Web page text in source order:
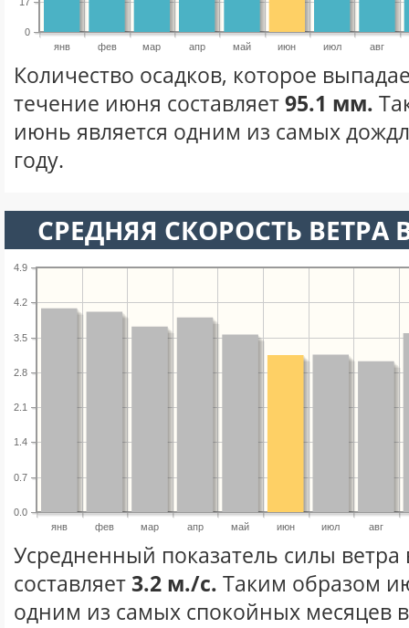
янв фев мар апр май июн июл авг
0
Количество осадков, которое
течение июня составляет95.1 мм.
июнь является одним из самых
году.
СРЕДНЯЯ СКОРОСТЬ
янв фев мар апр май июн июл авг
0.0
0.7
1.4
2.1
2.8
3.5
4.2
4.9
Усредненный показатель силы
составляет3.2 м./с. Таким образом
одним из самых спокойных месяцев